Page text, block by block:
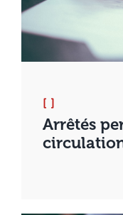
[ ]
Arrêtés